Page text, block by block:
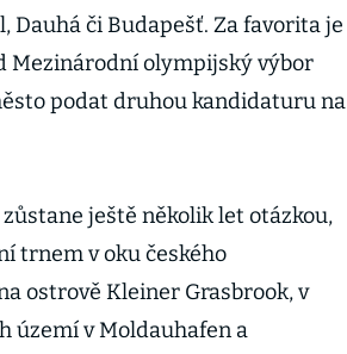
Dauhá či Budapešť. Za favorita je
Mezinárodní olympijský výbor
podat druhou kandidaturu na
ještě několik let otázkou,
trnem v oku českého
ostrově Kleiner Grasbrook, v
území v Moldauhafen a